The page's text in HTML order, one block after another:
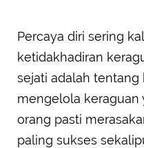
Percaya diri sering
ketidakhadiran
sejati adalah tentang
mengelola keraguan
orang pasti
paling sukses